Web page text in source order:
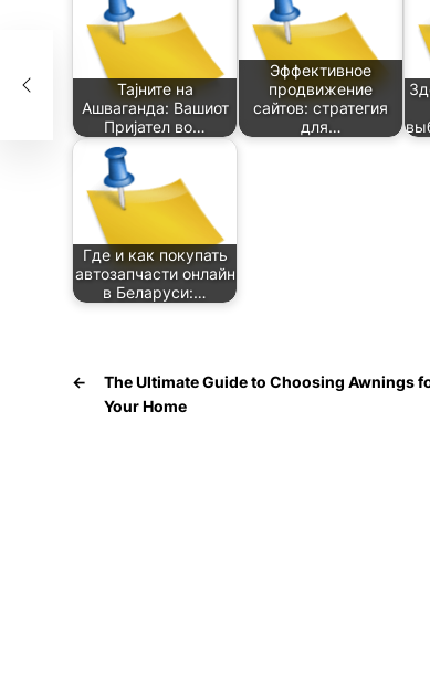
Тајните на
Ашваганда: Вашиот
Пријател во…
Эффективное
продвижение
сайтов: стратегия
для…
Где и как покупать
автозапчасти онлайн
в Беларуси:…
←
The Ultimate Guide to Choosing Awnings
Your Home